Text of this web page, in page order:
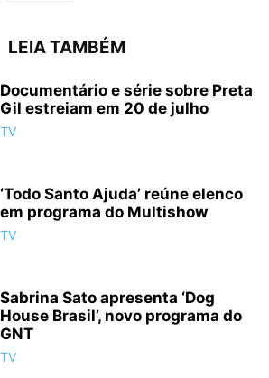
LEIA TAMBÉM
Documentário e série sobre Preta
Gil estreiam em 20 de julho
TV
‘Todo Santo Ajuda’ reúne elenco
em programa do Multishow
TV
Sabrina Sato apresenta ‘Dog
House Brasil’, novo programa do
GNT
TV